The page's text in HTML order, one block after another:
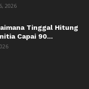
2026
Tinggal Hitung
Capai 90...